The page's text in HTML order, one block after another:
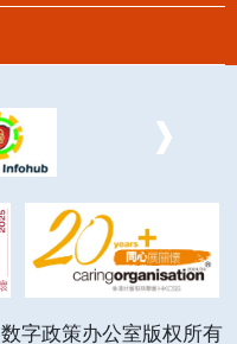
数字政策办公室版权所有